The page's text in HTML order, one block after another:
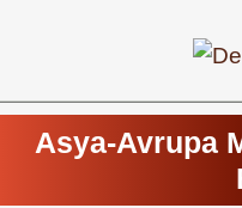
Asya-Avrupa